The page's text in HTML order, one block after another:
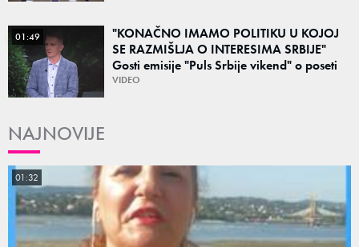
01:49
"KONAČNO IMAMO POLITIKU U KOJOJ
SE RAZMIŠLJA O INTERESIMA SRBIJE"
Gosti emisije "Puls Srbije vikend" o poseti
Zelenskog Beogradu: "Otvaraju se nova
VIDEO
NAJNOVIJE
01:32